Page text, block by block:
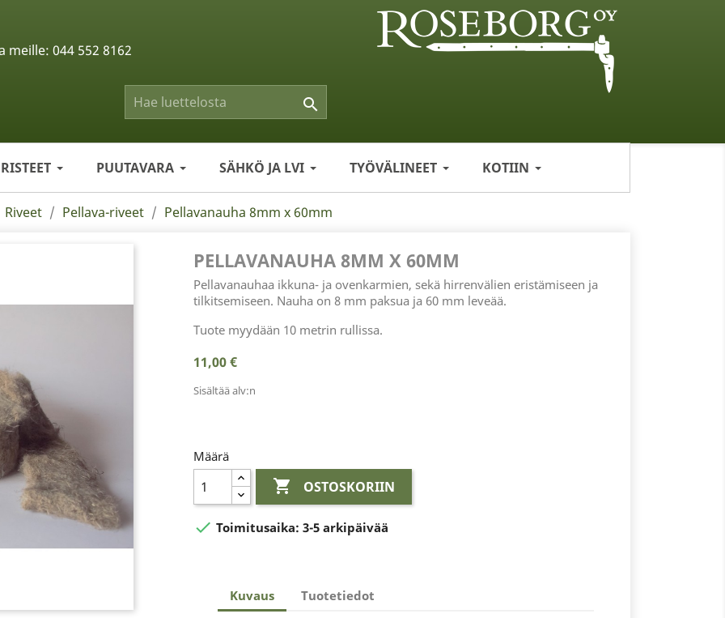

PUUTAVARA SÄHKÖ JA LVI TYÖVÄLINEET KOTIIN
meille: 044 552 8162
Riveet Pellava-riveet Pellavanauha 8mm x 60mm
PELLAVANAUHA 8MM X 60MM
Pellavanauhaa ikkuna- ja ovenkarmien, sekä hirrenvälien eristämiseen ja
tilkitsemiseen. Nauha on 8 mm paksua ja 60 mm leveää.
Tuote myydään 10 metrin rullissa.
11,00 €
Sisältää alv:n
Määrä
 OSTOSKORIIN
 Toimitusaika: 3-5 arkipäivää
Kuvaus Tuotetiedot